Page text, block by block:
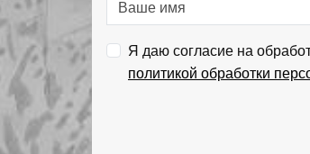
Я даю согласие на
политикой обработки